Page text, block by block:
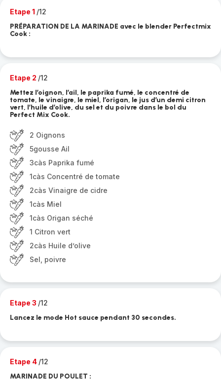
Etape 1 /12
PRÉPARATION DE LA MARINADE avec le blender Perfectmix
Cook :
Etape 2 /12
Mettez l’oignon, l’ail, le paprika fumé, le concentré de
tomate, le vinaigre, le miel, l’origan, le jus d’un demi citron
vert, l’huile d’olive, du sel et du poivre dans le bol du
Perfect Mix Cook.
2 Oignons
5gousse Ail
3càs Paprika fumé
1càs Concentré de tomate
2càs Vinaigre de cidre
1càs Miel
1càs Origan séché
1 Citron vert
2càs Huile d’olive
Sel, poivre
Etape 3 /12
Lancez le mode Hot sauce pendant 30 secondes.
Etape 4 /12
MARINADE DU POULET :